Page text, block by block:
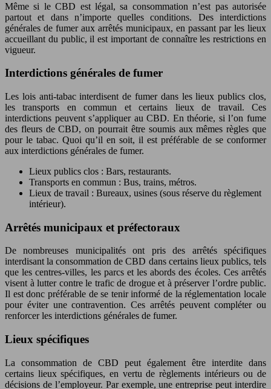
Même si le CBD est légal, sa consommation n’est pas autorisée
partout et dans n’importe quelles conditions. Des interdictions
générales de fumer aux arrêtés municipaux, en passant par les lieux
accueillant du public, il est important de connaître les restrictions en
vigueur.
Interdictions générales de fumer
Les lois anti-tabac interdisent de fumer dans les lieux publics clos,
les transports en commun et certains lieux de travail. Ces
interdictions peuvent s’appliquer au CBD. En théorie, si l’on fume
des fleurs de CBD, on pourrait être soumis aux mêmes règles que
pour le tabac. Quoi qu’il en soit, il est préférable de se conformer
aux interdictions générales de fumer.
Lieux publics clos : Bars, restaurants.
Transports en commun : Bus, trains, métros.
Lieux de travail : Bureaux, usines (sous réserve du règlement
intérieur).
Arrêtés municipaux et préfectoraux
De nombreuses municipalités ont pris des arrêtés spécifiques
interdisant la consommation de CBD dans certains lieux publics, tels
que les centres-villes, les parcs et les abords des écoles. Ces arrêtés
visent à lutter contre le trafic de drogue et à préserver l’ordre public.
Il est donc préférable de se tenir informé de la réglementation locale
pour éviter une contravention. Ces arrêtés peuvent compléter ou
renforcer les interdictions générales de fumer.
Lieux spécifiques
La consommation de CBD peut également être interdite dans
certains lieux spécifiques, en vertu de règlements intérieurs ou de
décisions de l’employeur. Par exemple, une entreprise peut interdire